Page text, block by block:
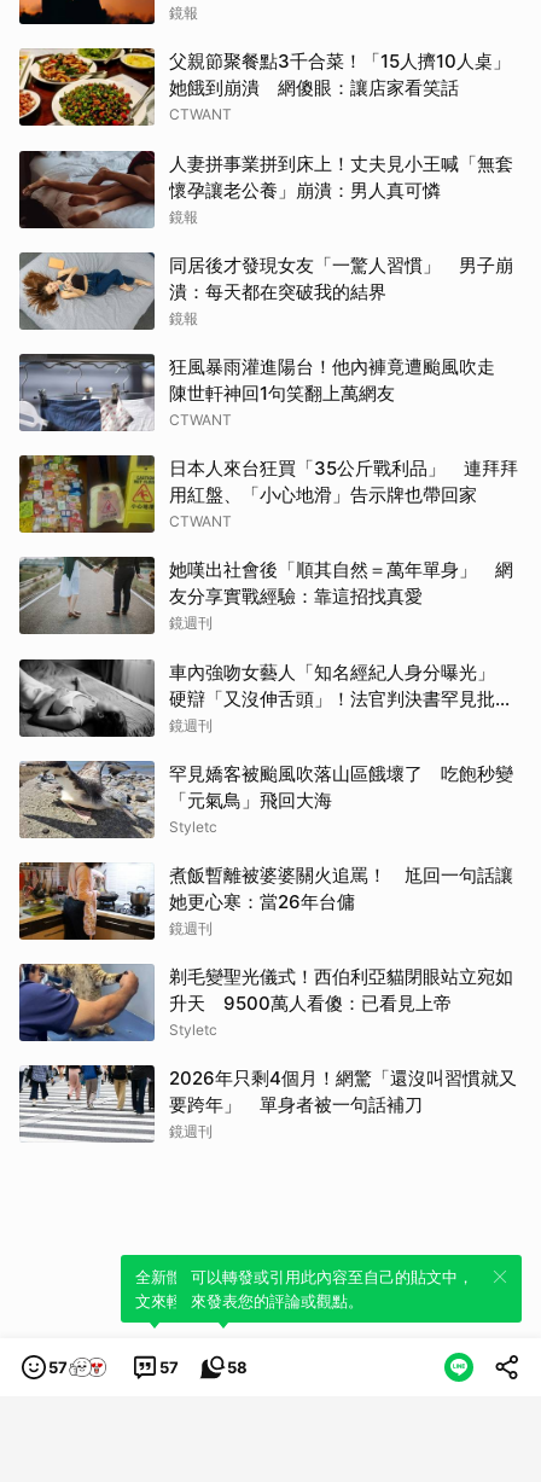
嗎？
鏡報
父親節聚餐點3千合菜！「15人擠10人桌」
她餓到崩潰 網傻眼：讓店家看笑話
CTWANT
人妻拼事業拼到床上！丈夫見小王喊「無套
懷孕讓老公養」崩潰：男人真可憐
鏡報
同居後才發現女友「一驚人習慣」 男子崩
潰：每天都在突破我的結界
鏡報
狂風暴雨灌進陽台！他內褲竟遭颱風吹走
陳世軒神回1句笑翻上萬網友
CTWANT
日本人來台狂買「35公斤戰利品」 連拜拜
用紅盤、「小心地滑」告示牌也帶回家
CTWANT
她嘆出社會後「順其自然＝萬年單身」 網
友分享實戰經驗：靠這招找真愛
鏡週刊
車內強吻女藝人「知名經紀人身分曝光」
硬辯「又沒伸舌頭」！法官判決書罕見批噁
心
鏡週刊
罕見嬌客被颱風吹落山區餓壞了 吃飽秒變
「元氣鳥」飛回大海
Styletc
煮飯暫離被婆婆關火追罵！ 尪回一句話讓
她更心寒：當26年台傭
鏡週刊
剃毛變聖光儀式！西伯利亞貓閉眼站立宛如
升天 9500萬人看傻：已看見上帝
Styletc
2026年只剩4個月！網驚「還沒叫習慣就又
要跨年」 單身者被一句話補刀
鏡週刊
57 57
全新體驗！一鍵引用此內容，透過發布貼
文來輕鬆表達個人立場。
58
可以轉發或引用此內容至自己的貼文中，
來發表您的評論或觀點。